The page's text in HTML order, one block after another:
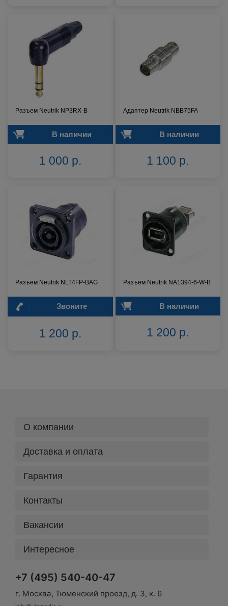
Разъем Neutrik NP3RX-B
В наличии
1 000 р.
Адаптер Neutrik NBB75FA
В наличии
1 100 р.
Разъем Neutrik NLT4FP-BAG
Звоните
1 200 р.
Разъем Neutrik NA1394-6-W-B
В наличии
1 200 р.
О компании
Доставка и оплата
Гарантия
Контакты
Вакансии
Интересное
+7 (495) 540-40-47
г. Москва, Тюменский проезд, д. 3, к. 6